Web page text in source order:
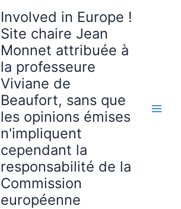
Involved in Europe !
Site chaire Jean
Monnet attribuée à
la professeure
Viviane de
Beaufort, sans que
les opinions émises
n'impliquent
cependant la
responsabilité de la
Commission
européenne